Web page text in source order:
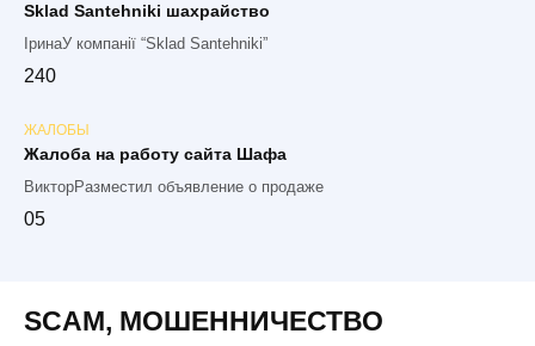
Sklad Santehniki шахрайство
ІринаУ компанії “Sklad Santehniki”
240
ЖАЛОБЫ
Жалоба на работу сайта Шафа
ВикторРазместил объявление о продаже
05
SCAM, МОШЕННИЧЕСТВО